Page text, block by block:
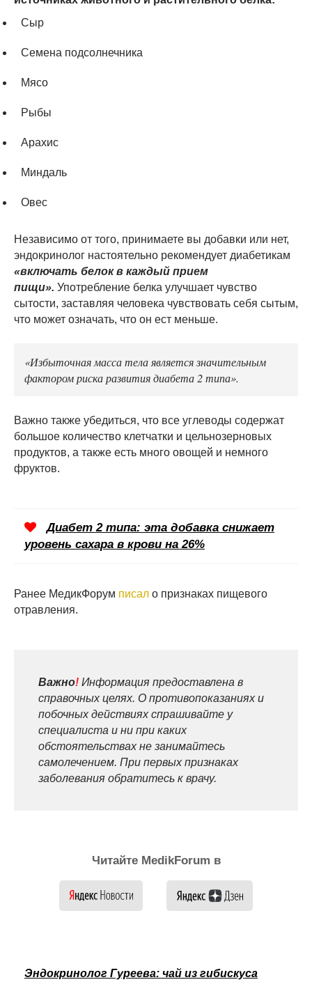
Сыр
Семена подсолнечника
Мясо
Рыбы
Арахис
Миндаль
Овес
Независимо от того, принимаете вы добавки или нет,
эндокринолог настоятельно рекомендует диабетикам
«включать белок в каждый прием
пищи». Употребление белка улучшает чувство
сытости, заставляя человека чувствовать себя сытым,
что может означать, что он ест меньше.
«Избыточная масса тела является значительным
фактором риска развития диабета 2 типа».
Важно также убедиться, что все углеводы содержат
большое количество клетчатки и цельнозерновых
продуктов, а также есть много овощей и немного
фруктов.
Диабет 2 типа: эта добавка снижает
уровень сахара в крови на 26%
Ранее МедикФорум писал о признаках пищевого
отравления.
Важно! Информация предоставлена в
справочных целях. О противопоказаниях и
побочных действиях спрашивайте у
специалиста и ни при каких
обстоятельствах не занимайтесь
самолечением. При первых признаках
заболевания обратитесь к врачу.
Читайте MedikForum в
Эндокринолог Гуреева: чай из гибискуса